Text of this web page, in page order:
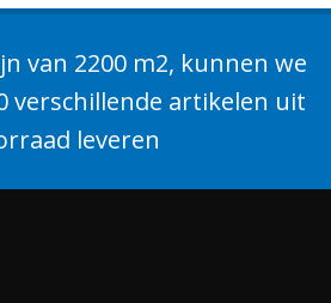
van 2200 m2, kunnen we
verschillende artikelen uit
leveren